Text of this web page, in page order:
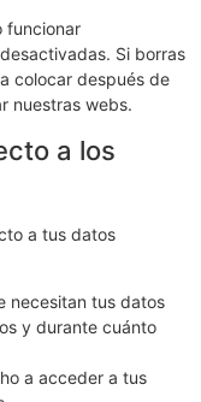
funcionar
Si borras
colocar después de
nuestras webs.
a los
a tus datos
necesitan tus datos
y durante cuánto
a acceder a tus